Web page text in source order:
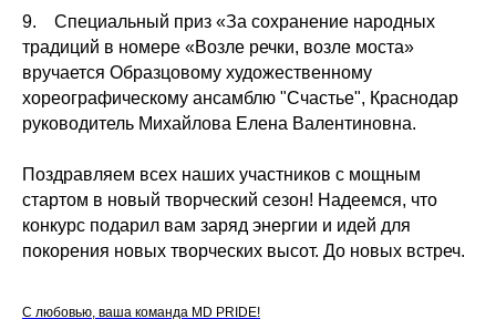
9. Специальный приз «За сохранение народных
традиций в номере «Возле речки, возле моста»
вручается Образцовому художественному
хореографическому ансамблю "Счастье", Краснодар
руководитель Михайлова Елена Валентиновна.
Поздравляем всех наших участников с мощным
стартом в новый творческий сезон! Надеемся, что
конкурс подарил вам заряд энергии и идей для
покорения новых творческих высот. До новых встреч.
С любовью, ваша команда MD PRIDE!